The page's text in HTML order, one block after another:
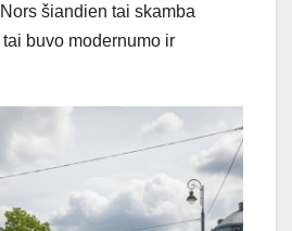
šiandien tai skamba
buvo modernumo ir